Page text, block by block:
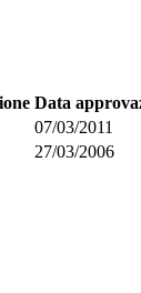
Data
07/03/2011
27/03/2006